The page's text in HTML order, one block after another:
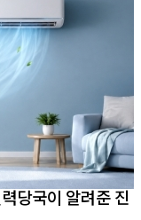
당국이 알려준 진